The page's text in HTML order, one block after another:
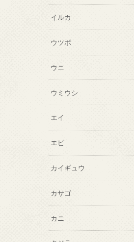
イルカ
ウツボ
ウニ
ウミウシ
エイ
エビ
カイギュウ
カサゴ
カニ